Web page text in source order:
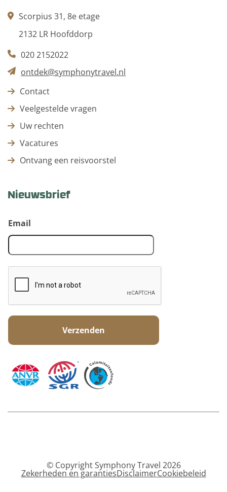
Scorpius 31, 8e etage
2132 LR Hoofddorp
020 2152022
ontdek@symphonytravel.nl
Contact
Veelgestelde vragen
Uw rechten
Vacatures
Ontvang een reisvoorstel
Nieuwsbrief
Email
© Copyright Symphony Travel 2026
Zekerheden en garantiesDisclaimerCookiebeleid